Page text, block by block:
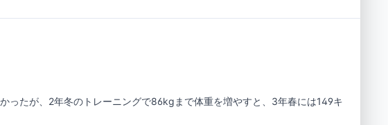
ったが、2年冬のトレーニングで86kgまで体重を増やすと、3年春には149キ